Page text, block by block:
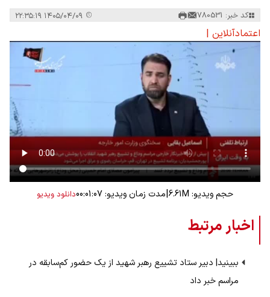
کد خبر: 780531
اعتمادآنلاین |
حجم ویدیو: 6.61M |مدت زمان ویدیو: 00:01:07 دانلود ویدیو
اخبار مرتبط
ببینید| دبیر ستاد تشییع رهبر شهید از یک حضور کم‌سابقه در
مراسم خبر داد